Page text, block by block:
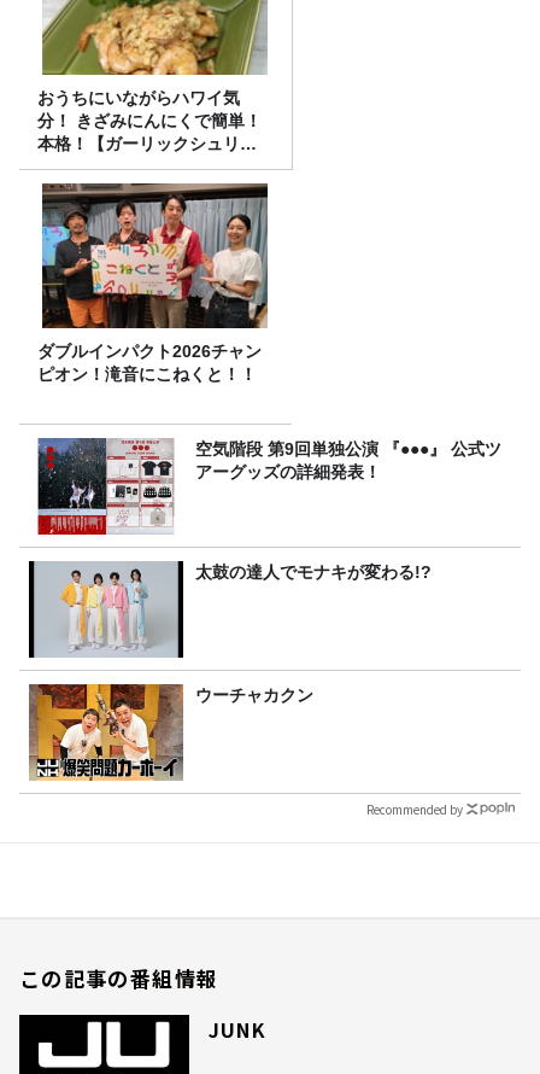
おうちにいながらハワイ気
分！ きざみにんにくで簡単！
本格！【ガーリックシュリン
プ】 桃屋のかんたんレシピ
ダブルインパクト2026チャン
ピオン！滝音にこねくと！！
空気階段 第9回単独公演 『●●●』 公式ツ
アーグッズの詳細発表！
太鼓の達人でモナキが変わる!?
ウーチャカクン
Recommended by
この記事の番組情報
JUNK